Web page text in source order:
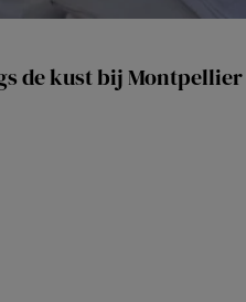
de kust bij Montpellier